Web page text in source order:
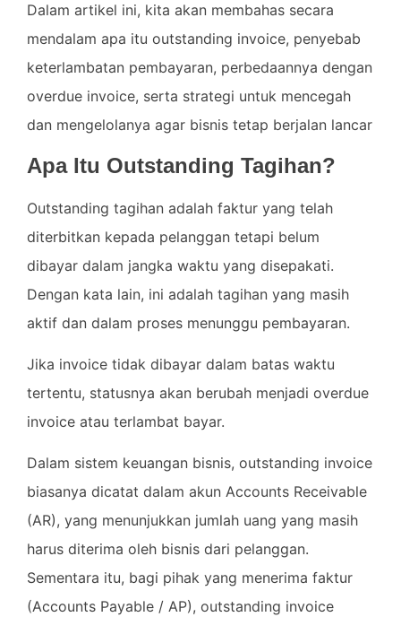
Dalam artikel ini, kita akan membahas secara
mendalam apa itu outstanding invoice, penyebab
keterlambatan pembayaran, perbedaannya dengan
overdue invoice, serta strategi untuk mencegah
dan mengelolanya agar bisnis tetap berjalan lancar
Apa Itu Outstanding Tagihan?
Outstanding tagihan adalah faktur yang telah
diterbitkan kepada pelanggan tetapi belum
dibayar dalam jangka waktu yang disepakati.
Dengan kata lain, ini adalah tagihan yang masih
aktif dan dalam proses menunggu pembayaran.
Jika invoice tidak dibayar dalam batas waktu
tertentu, statusnya akan berubah menjadi overdue
invoice atau terlambat bayar.
Dalam sistem keuangan bisnis, outstanding invoice
biasanya dicatat dalam akun Accounts Receivable
(AR), yang menunjukkan jumlah uang yang masih
harus diterima oleh bisnis dari pelanggan.
Sementara itu, bagi pihak yang menerima faktur
(Accounts Payable / AP), outstanding invoice